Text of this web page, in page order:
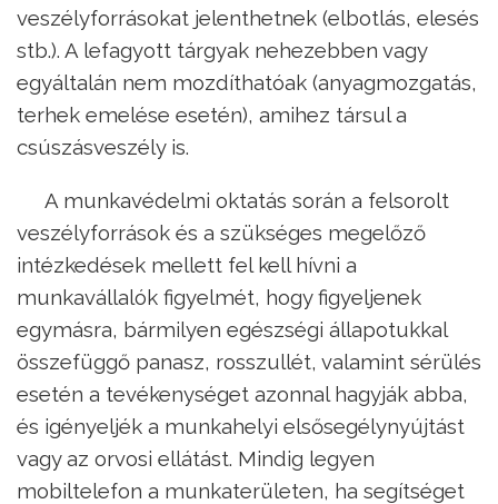
veszélyforrásokat jelenthetnek (elbotlás, elesés
stb.). A lefagyott tárgyak nehezebben vagy
egyáltalán nem mozdíthatóak (anyagmozgatás,
terhek emelése esetén), amihez társul a
csúszásveszély is.
A munkavédelmi oktatás során a felsorolt
veszélyforrások és a szükséges megelőző
intézkedések mellett fel kell hívni a
munkavállalók figyelmét, hogy figyeljenek
egymásra, bármilyen egészségi állapotukkal
összefüggő panasz, rosszullét, valamint sérülés
esetén a tevékenységet azonnal hagyják abba,
és igényeljék a munkahelyi elsősegélynyújtást
vagy az orvosi ellátást. Mindig legyen
mobiltelefon a munkaterületen, ha segítséget